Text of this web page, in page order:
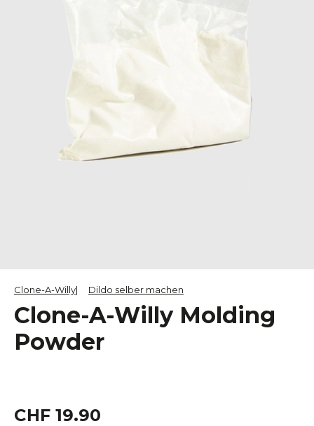
Clone-A-Willy Dildo selber machen
Clone-A-Willy Molding
Powder
CHF 19.90